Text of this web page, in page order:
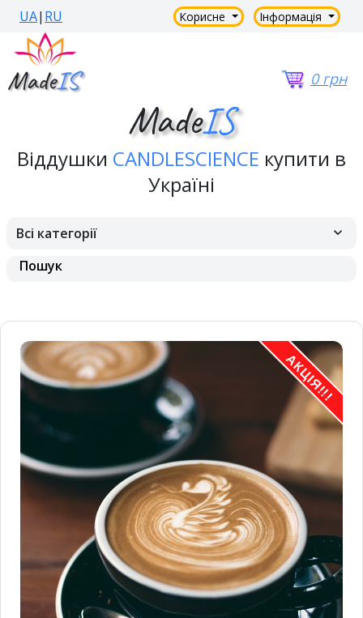
UA| RU Корисне Інформація
0 грн
MadeIS
Віддушки CANDLESCIENCE купити в
Україні
Всі категорії
АКЦІЯ!!!